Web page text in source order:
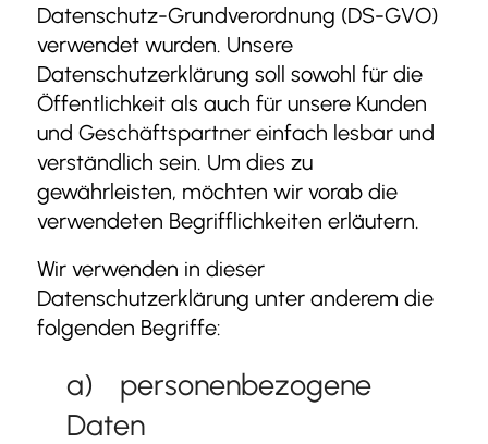
Datenschutz-Grundverordnung (DS-GVO)
verwendet wurden. Unsere
Datenschutzerklärung soll sowohl für die
Öffentlichkeit als auch für unsere Kunden
und Geschäftspartner einfach lesbar und
verständlich sein. Um dies zu
gewährleisten, möchten wir vorab die
verwendeten Begrifflichkeiten erläutern.
Wir verwenden in dieser
Datenschutzerklärung unter anderem die
folgenden Begriffe:
a) personenbezogene
Daten